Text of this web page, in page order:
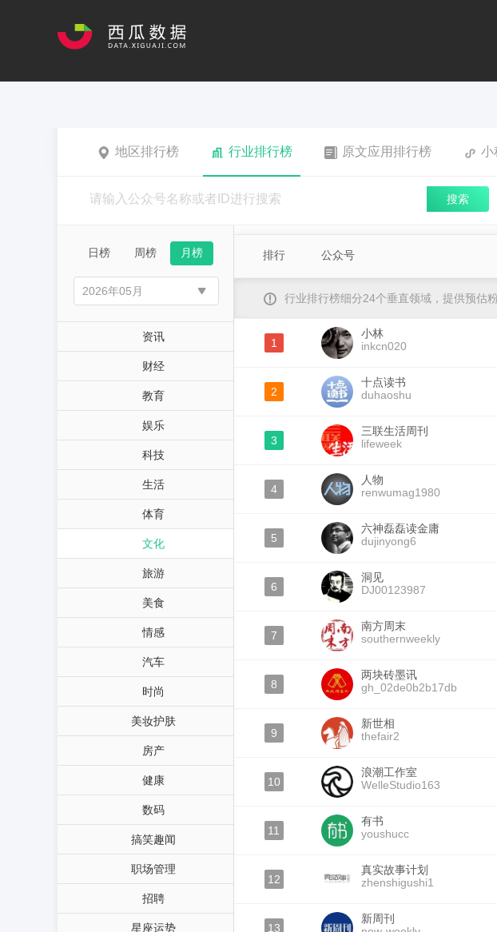
地区排行榜 行业排行榜 原文应用排行榜 小
搜索
日榜 周榜 月榜
资讯
财经
教育
娱乐
科技
生活
体育
文化
旅游
美食
情感
汽车
时尚
美妆护肤
房产
健康
数码
搞笑趣闻
职场管理
招聘
星座运势
排行 公众号
行业排行榜细分24个垂直领域，提供预估
1
小林
inkcn020
2
十点读书
duhaoshu
3
三联生活周刊
lifeweek
4
人物
renwumag1980
5
六神磊磊读金庸
dujinyong6
6
洞见
DJ00123987
7
南方周末
southernweekly
8
两块砖墨讯
gh_02de0b2b17db
9
新世相
thefair2
10
浪潮工作室
WelleStudio163
11
有书
youshucc
12
真实故事计划
zhenshigushi1
13
新周刊